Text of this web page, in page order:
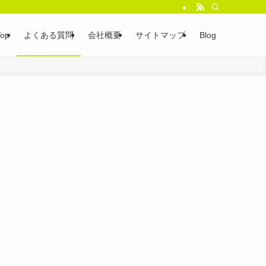
よくある質問 会社概要 サイトマップ Blog